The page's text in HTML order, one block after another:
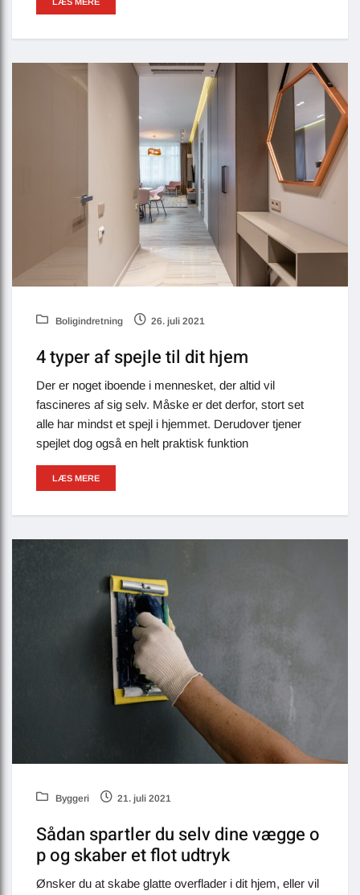
Boligindretning 26. juli 2021
4 typer af spejle til dit hjem
Der er noget iboende i mennesket, der altid vil
fascineres af sig selv. Måske er det derfor, stort set
alle har mindst et spejl i hjemmet. Derudover tjener
spejlet dog også en helt praktisk funktion
LÆS MERE
Byggeri 21. juli 2021
Sådan spartler du selv dine vægge o
p og skaber et flot udtryk
Ønsker du at skabe glatte overflader i dit hjem, eller vil